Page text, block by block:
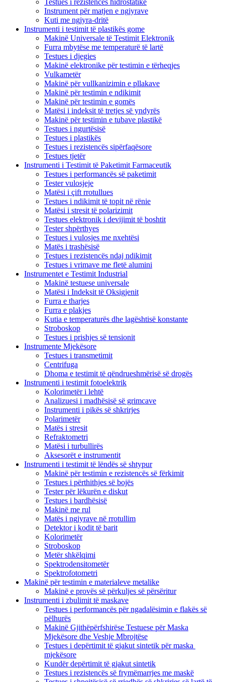
Instrument për matjen e ngjyrave
Kuti me ngjyra-dritë
Instrumenti i testimit të plastikës gome
Makinë Universale të Testimit Elektronik
Furra mbytëse me temperaturë të lartë
Testues i djegies
Makinë elektronike për testimin e tërheqjes
Vulkametër
Makinë për vullkanizimin e pllakave
Makinë për testimin e ndikimit
Makinë për testimin e gomës
Matësi i indeksit të tretjes së yndyrës
Makinë për testimin e tubave plastikë
Testues i ngurtësisë
Testues i plastikës
Testues i rezistencës sipërfaqësore
Testues tjetër
Instrumenti i Testimit të Paketimit Farmaceutik
Testues i performancës së paketimit
Tester vulosjeje
Matësi i çift rrotullues
Testues i ndikimit të topit në rënie
Matësi i stresit të polarizimit
Testues elektronik i devijimit të boshtit
Tester shpërthyes
Testues i vulosjes me nxehtësi
Matës i trashësisë
Testues i rezistencës ndaj ndikimit
Testues i vrimave me fletë alumini
Instrumentet e Testimit Industrial
Makinë testuese universale
Matësi i Indeksit të Oksigjenit
Furra e tharjes
Furra e plakjes
Kutia e temperaturës dhe lagështisë konstante
Stroboskop
Testues i prishjes së tensionit
Instrumente Mjekësore
Testues i transmetimit
Centrifuga
Dhoma e testimit të qëndrueshmërisë së drogës
Instrumenti i testimit fotoelektrik
Kolorimetër i lehtë
Analizuesi i madhësisë së grimcave
Instrumenti i pikës së shkrirjes
Polarimetër
Matës i stresit
Refraktometri
Matësi i turbullirës
Aksesorët e instrumentit
Instrumenti i testimit të lëndës së shtypur
Makinë për testimin e rezistencës së fërkimit
Testues i përthithjes së bojës
Tester për lëkurën e diskut
Testues i bardhësisë
Makinë me rul
Matës i ngjyrave në rrotullim
Detektor i kodit të barit
Kolorimetër
Stroboskop
Metër shkëlqimi
Spektrodensitometër
Spektrofotometri
Makinë për testimin e materialeve metalike
Makinë e provës së përkuljes së përsëritur
Instrumenti i zbulimit të maskave
Testues i performancës për ngadalësimin e flakës së
pëlhurës
Makinë Gjithëpërfshirëse Testuese për Maska
Mjekësore dhe Veshje Mbrojtëse
Testues i depërtimit të gjakut sintetik për maska ​​
mjekësore
Kundër depërtimit të gjakut sintetik
Testues i rezistencës së frymëmarrjes me maskë